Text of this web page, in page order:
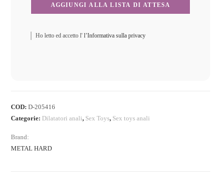
Ho letto ed accetto l' l’Informativa sulla privacy
COD:D-205416
Categorie: Dilatatori anali, Sex Toys, Sex toys anali
Brand:
METAL HARD